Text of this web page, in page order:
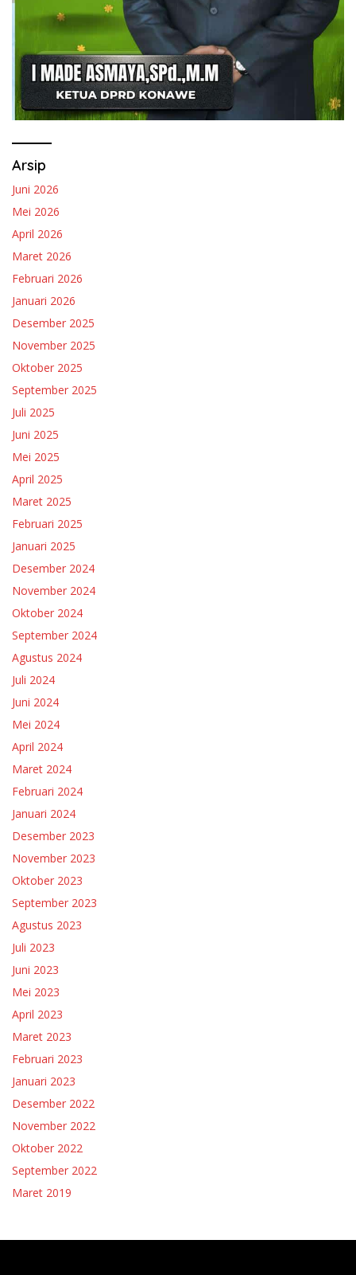
Arsip
Juni 2026
Mei 2026
April 2026
Maret 2026
Februari 2026
Januari 2026
Desember 2025
November 2025
Oktober 2025
September 2025
Juli 2025
Juni 2025
Mei 2025
April 2025
Maret 2025
Februari 2025
Januari 2025
Desember 2024
November 2024
Oktober 2024
September 2024
Agustus 2024
Juli 2024
Juni 2024
Mei 2024
April 2024
Maret 2024
Februari 2024
Januari 2024
Desember 2023
November 2023
Oktober 2023
September 2023
Agustus 2023
Juli 2023
Juni 2023
Mei 2023
April 2023
Maret 2023
Februari 2023
Januari 2023
Desember 2022
November 2022
Oktober 2022
September 2022
Maret 2019